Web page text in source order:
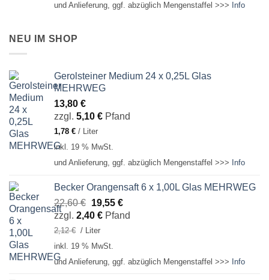
und Anlieferung, ggf. abzüglich Mengenstaffel >>> Info
NEU IM SHOP
Gerolsteiner Medium 24 x 0,25L Glas
MEHRWEG
13,80 €
zzgl. 5,10 € Pfand
1,78 € / Liter
inkl. 19 % MwSt.
und Anlieferung, ggf. abzüglich Mengenstaffel >>> Info
Becker Orangensaft 6 x 1,00L Glas MEHRWEG
22,60€ Ursprünglicher
Preis
war:
19,55 €Aktueller
Preis
zzgl. 2,40 € Pfand
2,12€ /
Liter
inkl. 19 % MwSt.
und Anlieferung, ggf. abzüglich Mengenstaffel >>> Info